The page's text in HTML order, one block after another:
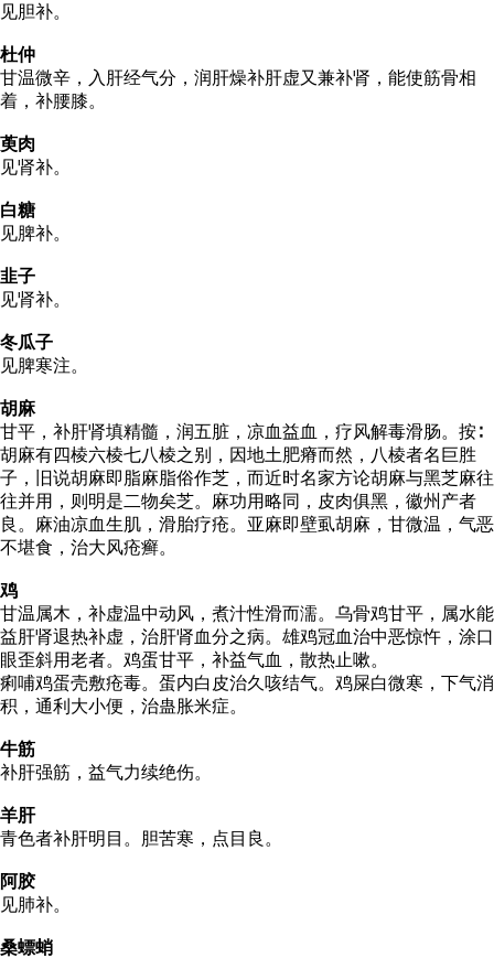
见胆补。
杜仲
甘温微辛，入肝经气分，润肝燥补肝虚又兼补肾，能使筋骨相
着，补腰膝。
萸肉
见肾补。
白糖
见脾补。
韭子
见肾补。
冬瓜子
见脾寒注。
胡麻
甘平，补肝肾填精髓，润五脏，凉血益血，疗风解毒滑肠。按∶
胡麻有四棱六棱七八棱之别，因地土肥瘠而然，八棱者名巨胜
子，旧说胡麻即脂麻脂俗作芝，而近时名家方论胡麻与黑芝麻往
往并用，则明是二物矣芝。麻功用略同，皮肉俱黑，徽州产者
良。麻油凉血生肌，滑胎疗疮。亚麻即壁虱胡麻，甘微温，气恶
不堪食，治大风疮癣。
鸡
甘温属木，补虚温中动风，煮汁性滑而濡。乌骨鸡甘平，属水能
益肝肾退热补虚，治肝肾血分之病。雄鸡冠血治中恶惊忤，涂口
眼歪斜用老者。鸡蛋甘平，补益气血，散热止嗽。
痢哺鸡蛋壳敷疮毒。蛋内白皮治久咳结气。鸡屎白微寒，下气消
积，通利大小便，治蛊胀米症。
牛筋
补肝强筋，益气力续绝伤。
羊肝
青色者补肝明目。胆苦寒，点目良。
阿胶
见肺补。
桑螵蛸